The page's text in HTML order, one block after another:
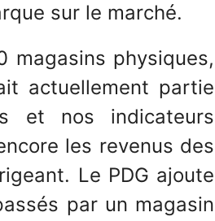
sur le marché.
magasins physiques,
actuellement partie
et nos indicateurs
les revenus des
Le PDG ajoute
par un magasin